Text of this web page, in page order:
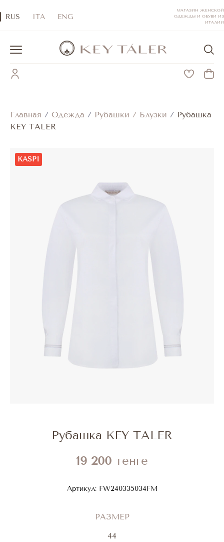
RUS ITA ENG
МАГАЗИН ЖЕНСКОЙ
ОДЕЖДЫ И ОБУВИ ИЗ
ИТАЛИИ
Главная / Одежда / Рубашки / Блузки / Рубашка
KEY TALER
KASPI
Рубашка KEY TALER
19 200 тенге
Артикул:FW240335034FM
РАЗМЕР
44